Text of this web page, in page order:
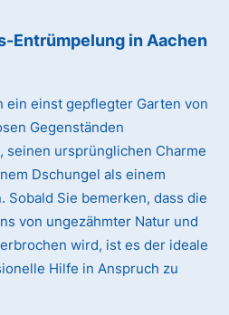
Entrümpelung in Aachen
ein einst gepflegter Garten von
Gegenständen
seinen ursprünglichen Charme
Dschungel als einem
Sobald Sie bemerken, dass die
von ungezähmter Natur und
wird, ist es der ideale
Hilfe in Anspruch zu